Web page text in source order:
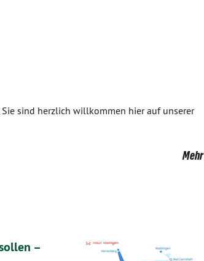
Sie sind herzlich willkommen hier auf unserer
Mehr
–